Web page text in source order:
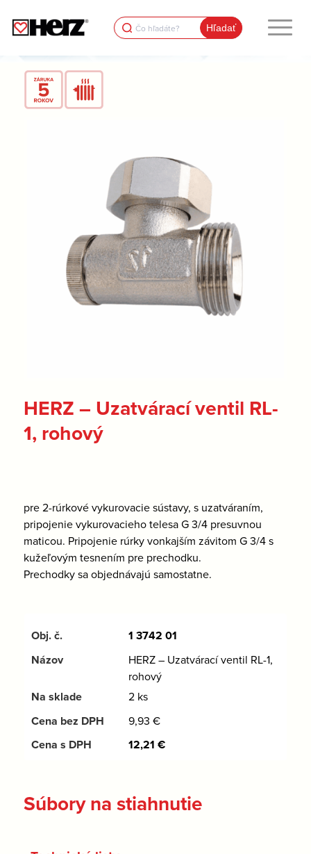
Search
for:
HERZ – Uzatvárací ventil RL-
1, rohový
pre 2-rúrkové vykurovacie sústavy, s uzatváraním,
pripojenie vykurovacieho telesa G 3/4 presuvnou
maticou. Pripojenie rúrky vonkajším závitom G 3/4 s
kužeľovým tesnením pre prechodku.
Prechodky sa objednávajú samostatne.
1 3742 01
HERZ – Uzatvárací ventil RL-1,
rohový
2 ks
9,93 €
12,21 €
Súbory na stiahnutie